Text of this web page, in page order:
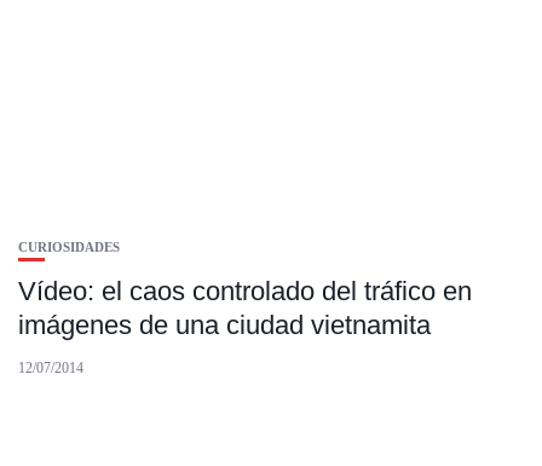
CURIOSIDADES
Vídeo: el caos controlado del tráfico en
imágenes de una ciudad vietnamita
12/07/2014